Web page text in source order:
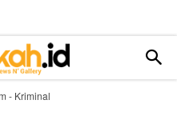
- Kriminal